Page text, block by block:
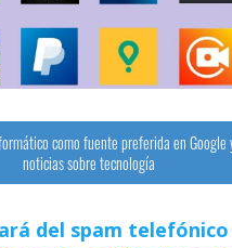
como fuente preferida en Google
noticias sobre tecnología
del spam